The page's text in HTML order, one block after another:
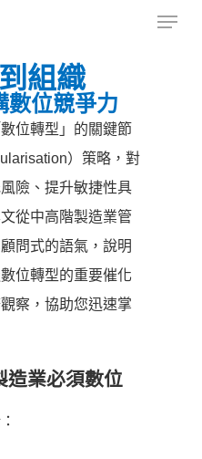
組織
數位競爭力
位轉型」的關鍵節
）策略，對
險、提升敏捷性具
從中高階製造業管
問式的語氣，說明
位轉型的重要催化
察，協助您迅速掌
造業必須數位